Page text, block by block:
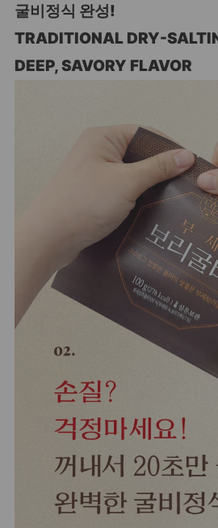
굴비정식 완성!
TRADITIONAL DRY-
DEEP, SAVORY FLAVOR